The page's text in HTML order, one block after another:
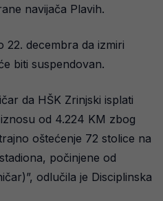
navijača Plavih.
22. decembra da izmiri
biti suspendovan.
da HŠK Zrinjski isplati
od 4.224 KM zbog
oštećenje 72 stolice na
počinjene od
odlučila je Disciplinska